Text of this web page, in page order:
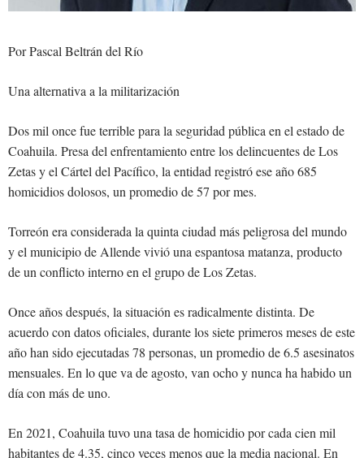
Por Pascal Beltrán del Río
Una alternativa a la militarización
Dos mil once fue terrible para la seguridad pública en el estado de
Coahuila. Presa del enfrentamiento entre los delincuentes de Los
Zetas y el Cártel del Pacífico, la entidad registró ese año 685
homicidios dolosos, un promedio de 57 por mes.
Torreón era considerada la quinta ciudad más peligrosa del mundo
y el municipio de Allende vivió una espantosa matanza, producto
de un conflicto interno en el grupo de Los Zetas.
Once años después, la situación es radicalmente distinta. De
acuerdo con datos oficiales, durante los siete primeros meses de este
año han sido ejecutadas 78 personas, un promedio de 6.5 asesinatos
mensuales. En lo que va de agosto, van ocho y nunca ha habido un
día con más de uno.
En 2021, Coahuila tuvo una tasa de homicidio por cada cien mil
habitantes de 4.35, cinco veces menos que la media nacional. En